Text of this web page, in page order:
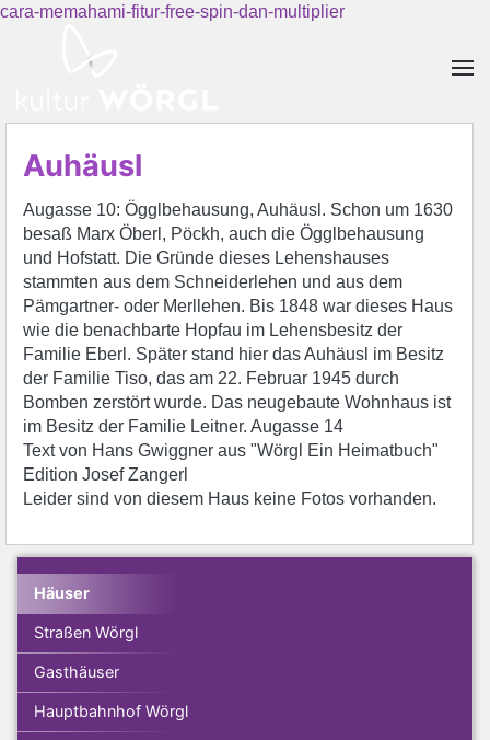
cara-memahami-fitur-free-spin-dan-multiplier
Auhäusl
Augasse 10: Ögglbehausung, Auhäusl. Schon um 1630
besaß Marx Öberl, Pöckh, auch die Ögglbehausung
und Hofstatt. Die Gründe dieses Lehenshauses
stammten aus dem Schneiderlehen und aus dem
Pämgartner- oder Merllehen. Bis 1848 war dieses Haus
wie die benachbarte Hopfau im Lehensbesitz der
Familie Eberl. Später stand hier das Auhäusl im Besitz
der Familie Tiso, das am 22. Februar 1945 durch
Bomben zerstört wurde. Das neugebaute Wohnhaus ist
im Besitz der Familie Leitner. Augasse 14
Text von Hans Gwiggner aus "Wörgl Ein Heimatbuch"
Edition Josef Zangerl
Leider sind von diesem Haus keine Fotos vorhanden.
Häuser
Straßen Wörgl
Gasthäuser
Hauptbahnhof Wörgl